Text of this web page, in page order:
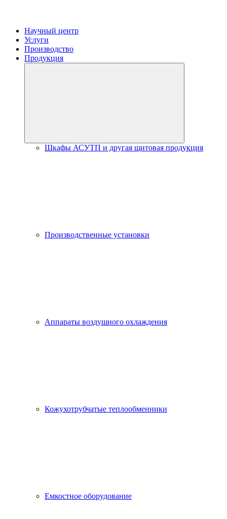
Научный центр
Услуги
Производство
Продукция
Шкафы АСУТП и другая щитовая продукция
Производственные установки
Аппараты воздушного охлаждения
Кожухотрубчатые теплообменники
Емкостное оборудование